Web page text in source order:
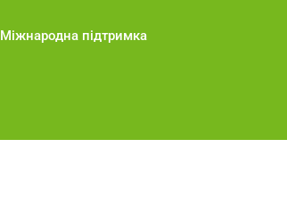
Міжнародна підтримка